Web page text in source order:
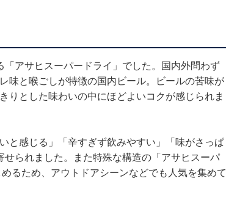
アサヒスーパードライ」でした。国内外問わず
味と喉ごしが特徴の国内ビール。ビールの苦味が
とした味わいの中にほどよいコクが感じられま
と感じる」「辛すぎず飲みやすい」「味がさっぱ
られました。また特殊な構造の「アサヒスーパ
るため、アウトドアシーンなどでも人気を集めて